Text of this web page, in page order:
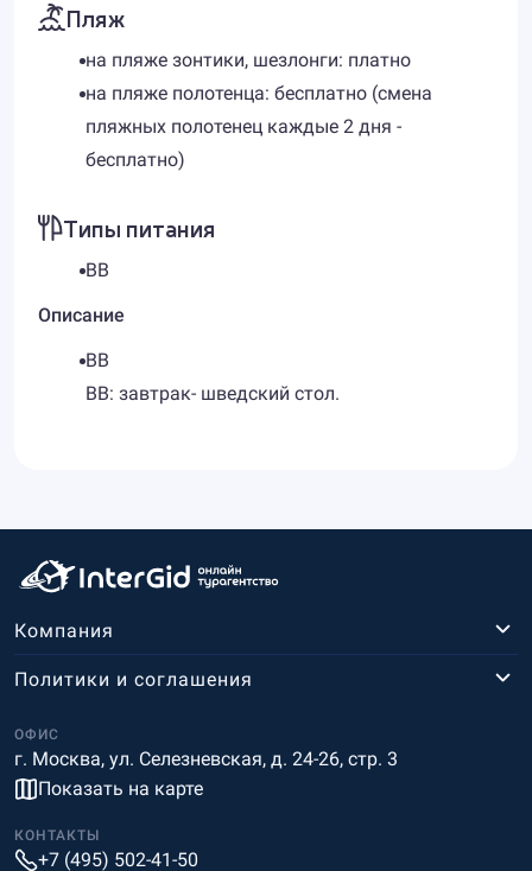
Пляж
на пляже зонтики, шезлонги: платно
на пляже полотенца: бесплатно (смена
пляжных полотенец каждые 2 дня -
бесплатно)
Типы питания
BB
Описание
BB
BB: завтрак- шведский стол.
Компания
ОФИС
г. Москва, ул. Селезневская, д. 24-26, стр. 3
Показать на карте
Политики и соглашения
КОНТАКТЫ
+7 (495) 502-41-50